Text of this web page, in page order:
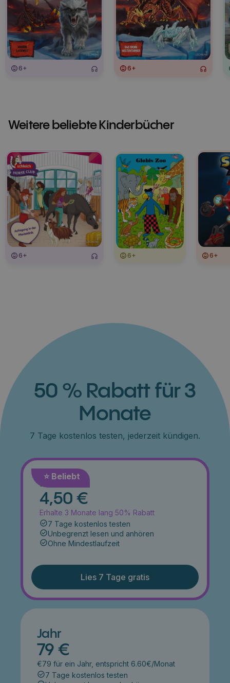
6+ 6+
Weitere beliebte Kinderbücher
6+ 6+ 6+
50 % Rabatt für 3
Monate
7 Tage kostenlos testen, jederzeit kündigen.
⭐️ Beliebt
Monat
4,50 €
Erhalte 3 Monate lang 50% Rabatt
7 Tage kostenlos testen
Unbegrenzt lesen und anhören
Ohne Mindestlaufzeit
Lies 7 Tage gratis
Jahr
79 €
€79 für ein Jahr, entspricht 6.60€/Monat
7 Tage kostenlos testen